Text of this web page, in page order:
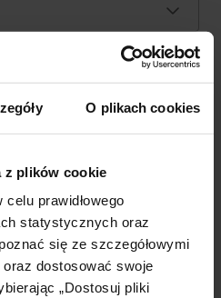
O plikach cookies
z plików cookie
prawidłowego
statystycznych oraz
się ze szczegółowymi
dostosować swoje
„Dostosuj pliki